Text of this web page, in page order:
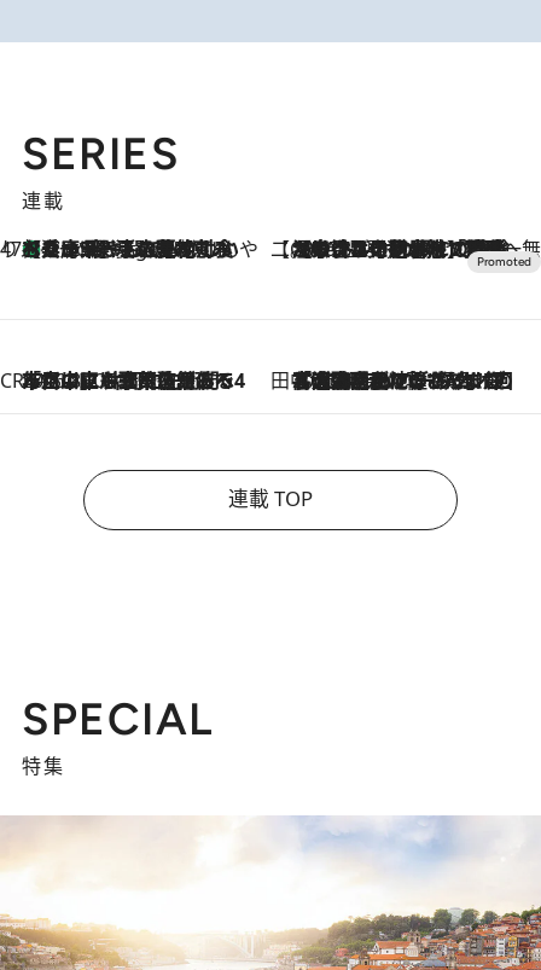
SERIES
連載
47都道府県の手みやげ ひんやりスイーツで夏を満喫
4 Hours Ago
【兵庫県】この夏絶対食べたい 冷やしておいしいおやつ3選 淡路島の恵みをジェラートに集約 【CREA×星野リゾート】唯一無二。癒しと発見が待つ場所へ
2026.8.7
【トンボの足水浴】ヒノキの香りに包まれて涼感マックス！約13℃の湧水かけ流しを避暑地「星野温泉 トンボの湯」で体験
CREA'S CHOICE
2026.8.7
「立川にも歌舞伎があるんだよ」 片岡仁左衛門・市川中車ら豪華座組みで4年目の立川立飛歌舞伎へ 田中稲の勝手に再ブーム
2026.8.7
「湘南乃風に憧れて」観客大盛上がりの“タオル回し”に、ラッパー顔負けの高速歌唱まで…さだまさし（74）のアグレッシブすぎる現在地
連載 TOP
SPECIAL
特集